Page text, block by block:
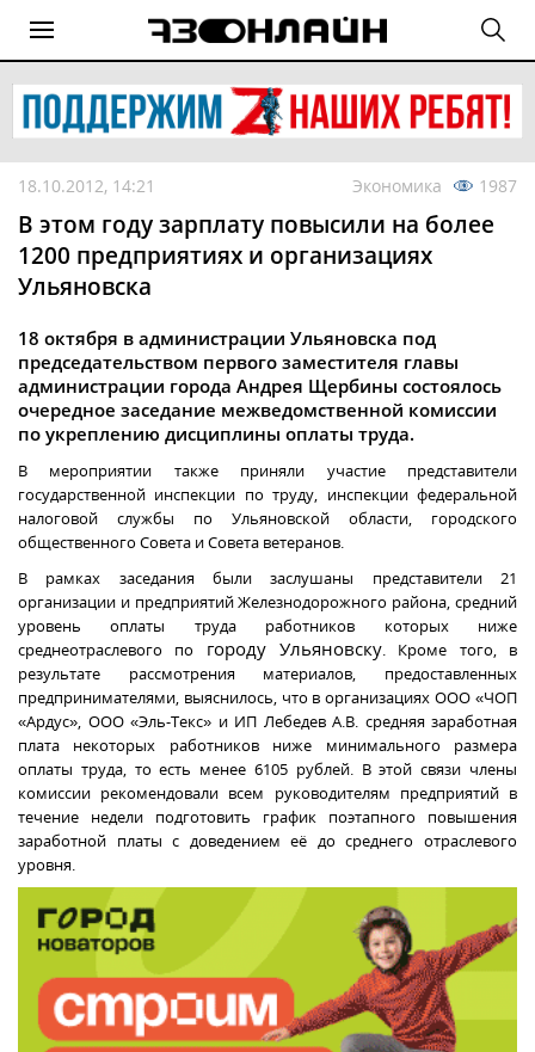
18.10.2012, 14:21 Экономика 1987
В этом году зарплату повысили на более
1200 предприятиях и организациях
Ульяновска
18 октября в администрации Ульяновска под
председательством первого заместителя главы
администрации города Андрея Щербины состоялось
очередное заседание межведомственной комиссии
по укреплению дисциплины оплаты труда.
В мероприятии также приняли участие представители
государственной инспекции по труду, инспекции федеральной
налоговой службы по Ульяновской области, городского
общественного Совета и Совета ветеранов.
В рамках заседания были заслушаны представители 21
организации и предприятий Железнодорожного района, средний
уровень оплаты труда работников которых ниже
среднеотраслевого по городу Ульяновску. Кроме того, в
результате рассмотрения материалов, предоставленных
предпринимателями, выяснилось, что в организациях ООО «ЧОП
«Ардус», ООО «Эль-Текс» и ИП Лебедев А.В. средняя заработная
плата некоторых работников ниже минимального размера
оплаты труда, то есть менее 6105 рублей. В этой связи члены
комиссии рекомендовали всем руководителям предприятий в
течение недели подготовить график поэтапного повышения
заработной платы с доведением её до среднего отраслевого
уровня.